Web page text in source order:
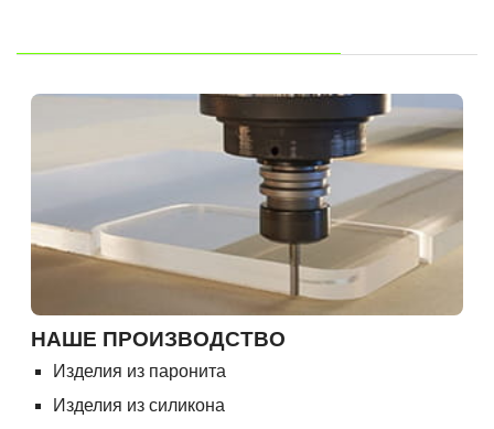
НАШЕ ПРОИЗВОДСТВО
Изделия из паронита
Изделия из силикона